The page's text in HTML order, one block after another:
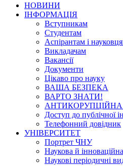
НОВИНИ
ІНФОРМАЦІЯ
Вступникам
Студентам
Аспірантам і
Викладачам
Вакансії
Документи
Цікаво про науку
ВАША БЕЗПЕКА
ВАРТО ЗНАТИ!
АНТИКОРУПЦІЙНА
Доступ до публічної
Телефонний довідник
УНІВЕРСИТЕТ
Портрет ЧНУ
Наукова й інноваційна
Наукові періодичні